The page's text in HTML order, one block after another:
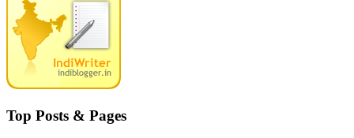
Top Posts & Pages